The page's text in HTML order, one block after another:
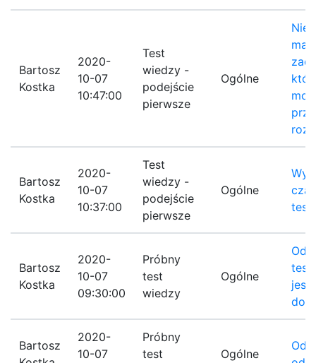
Bartosz
Kostka
2020-
10-07
10:47:00
Test
wiedzy -
podejście
pierwsze
Ogólne
ma
Bartosz
Kostka
2020-
10-07
10:37:00
Test
wiedzy -
podejście
pierwsze
Ogólne
Bartosz
Kostka
2020-
10-07
09:30:00
Próbny
test
wiedzy
Ogólne
jest
Bartosz
2020-
10-07
Próbny
test
Ogólne